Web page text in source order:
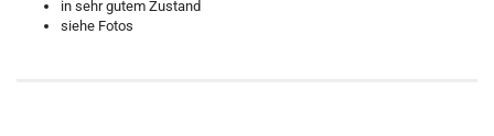
in sehr gutem Zustand
siehe Fotos